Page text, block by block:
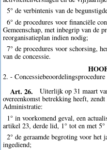
5° de verbintenis van de
6° de procedures voor financiële
Gemeenschap, met inbegrip van de
reorganisatieplan indien nodig;
7° de procedures voor schorsing,
van de concessie.
2. - Concessiebeoordelingsprocedure
Art. 26.
Uiterlijk op 31 maart
overeenkomst betrekking heeft,
Administratie:
1° in voorkomend geval, een
artikel 23, derde lid, 1° tot en met 5°
2° de geraamde begroting voor het
ingediend;